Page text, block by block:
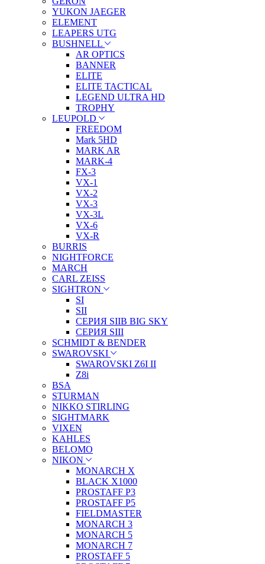
YUKON JAEGER
ELEMENT
LEAPERS UTG
BUSHNELL
AR OPTICS
BANNER
ELITE
ELITE TACTICAL
LEGEND ULTRA HD
TROPHY
LEUPOLD
FREEDOM
Mark 5HD
MARK AR
MARK-4
FX-3
VX-1
VX-2
VX-3
VX-3L
VX-6
VX-R
BURRIS
NIGHTFORCE
MARCH
CARL ZEISS
SIGHTRON
SI
SII
СЕРИЯ SIIB BIG SKY
СЕРИЯ SIII
SCHMIDT & BENDER
SWAROVSKI
SWAROVSKI Z6I II
Z8i
BSA
STURMAN
NIKKO STIRLING
SIGHTMARK
VIXEN
KAHLES
BELOMO
NIKON
MONARCH X
BLACK X1000
PROSTAFF P3
PROSTAFF P5
FIELDMASTER
MONARCH 3
MONARCH 5
MONARCH 7
PROSTAFF 5